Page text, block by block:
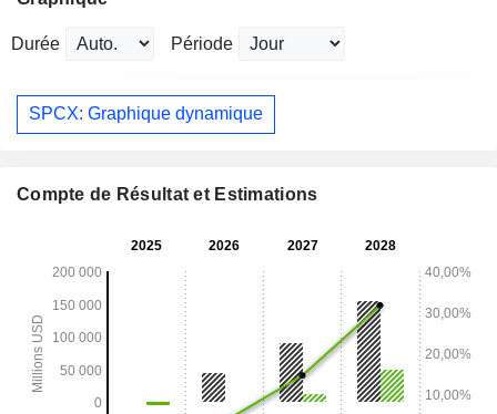
Durée Période
SPCX: Graphique dynamique
Compte de Résultat et Estimations